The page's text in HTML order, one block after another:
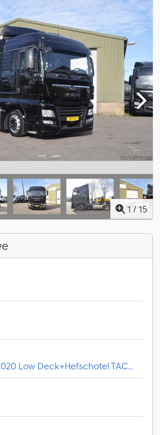
1 / 15
Low Deck+Hefschotel TAC...